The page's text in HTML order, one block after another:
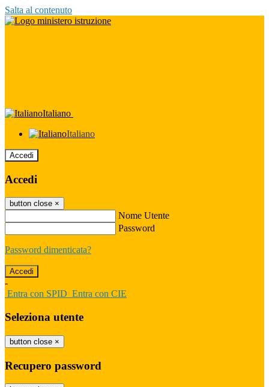
Salta al contenuto
Italiano
Italiano
Accedi
Accedi
button close ×
Nome Utente
Password
Password dimenticata?
-
Entra con SPID Entra con CIE
Seleziona utente
button close ×
Recupero password